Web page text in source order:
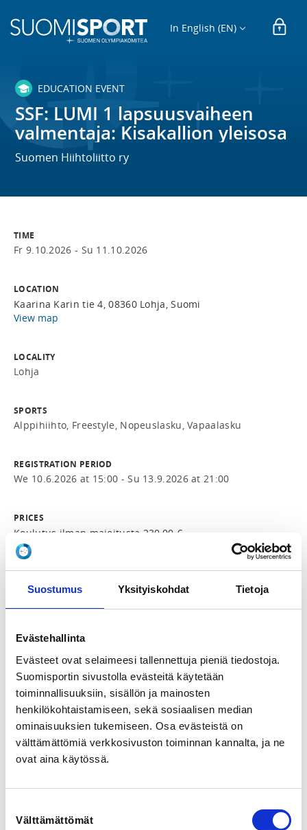
Suostumus Yksityiskohdat Tietoja
Evästehallinta
Evästeet ovat selaimeesi tallennettuja pieniä tiedostoja.
Suomisportin sivustolla evästeitä käytetään
toiminnallisuuksiin, sisällön ja mainosten
henkilökohtaistamiseen, sekä sosiaalisen median
ominaisuuksien tukemiseen. Osa evästeistä on
välttämättömiä verkkosivuston toiminnan kannalta, ja ne
ovat aina käytössä.
valinta
Välttämättömät
In English (EN)
EDUCATION EVENT
SSF: LUMI 1 lapsuusvaiheen
valmentaja: Kisakallion yleisosa
Suomen Hiihtoliitto ry
TIME
Fr 9.10.2026 - Su 11.10.2026
LOCATION
Kaarina Karin tie 4, 08360 Lohja, Suomi
View map
LOCALITY
Lohja
SPORTS
Alppihiihto, Freestyle, Nopeuslasku, Vapaalasku
REGISTRATION PERIOD
We 10.6.2026 at 15:00 - Su 13.9.2026 at 21:00
PRICES
Koulutus ilman majoitusta 230,00 € -
Sisältää: koulutus, E-oppikirjamateriaali, HowSpace-
verkko-oppimisalusta. Ei sisällä majoitusta tai
Koulutus täysihoidolla 375,00 € -
Sisältää: koulutus, E-oppikirjamateriaali, HowSpace-
Hotelli Omenatarhassa, ruokailut lähijaksolla: PE
aamupala+päivällinen+iltapala/SU aamupala, lounas.
1hh lisä 40e/yö
ADDITIONAL INFORMATION
Minna Karhu
minna.karhu@skisport.fi
0440211024
yleisosasta ja lajiosasta. Yleisosa suoritetaan
urheiluopistolla, ja mukana yleisosalla on osallistujia